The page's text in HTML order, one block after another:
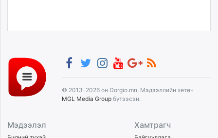
© 2013-2026 он Dorgio.mn, Мэдээллийн хөтөч
MGL Media Group бүтээсэн.
Мэдээлэл Хамтрагч